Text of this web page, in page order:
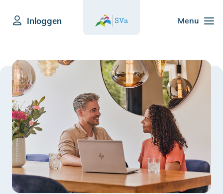
Menu
Inloggen